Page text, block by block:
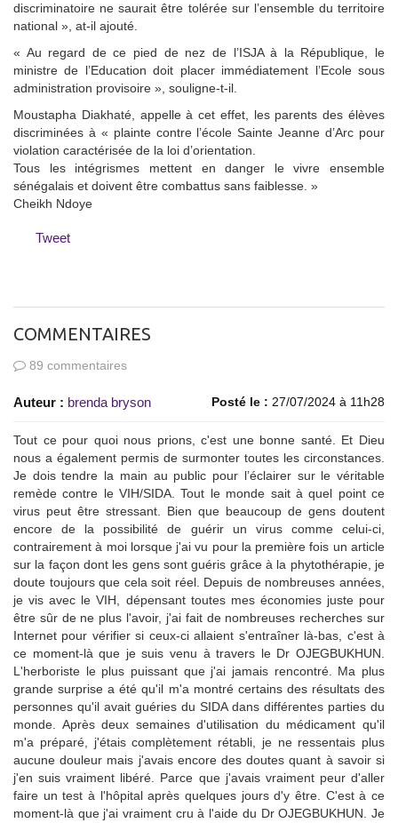
discriminatoire ne saurait être tolérée sur l’ensemble du territoire
national », at-il ajouté.
« Au regard de ce pied de nez de l’ISJA à la République, le
ministre de l’Education doit placer immédiatement l’Ecole sous
administration provisoire », souligne-t-il.
Moustapha Diakhaté, appelle à cet effet, les parents des élèves
discriminées à « plainte contre l’école Sainte Jeanne d’Arc pour
violation caractérisée de la loi d’orientation.
Tous les intégrismes mettent en danger le vivre ensemble
sénégalais et doivent être combattus sans faiblesse. »
Cheikh Ndoye
Tweet
COMMENTAIRES
89 commentaires
Auteur : brenda bryson Posté le : 27/07/2024 à 11h28
Tout ce pour quoi nous prions, c'est une bonne santé. Et Dieu
nous a également permis de surmonter toutes les circonstances.
Je dois tendre la main au public pour l’éclairer sur le véritable
remède contre le VIH/SIDA. Tout le monde sait à quel point ce
virus peut être stressant. Bien que beaucoup de gens doutent
encore de la possibilité de guérir un virus comme celui-ci,
contrairement à moi lorsque j'ai vu pour la première fois un article
sur la façon dont les gens sont guéris grâce à la phytothérapie, je
doute toujours que cela soit réel. Depuis de nombreuses années,
je vis avec le VIH, dépensant toutes mes économies juste pour
être sûr de ne plus l'avoir, j'ai fait de nombreuses recherches sur
Internet pour vérifier si ceux-ci allaient s'entraîner là-bas, c'est à
ce moment-là que je suis venu à travers le Dr OJEGBUKHUN.
L'herboriste le plus puissant que j'ai jamais rencontré. Ma plus
grande surprise a été qu'il m'a montré certains des résultats des
personnes qu'il avait guéries du SIDA dans différentes parties du
monde. Après deux semaines d'utilisation du médicament qu'il
m'a préparé, j'étais complètement rétabli, je ne ressentais plus
aucune douleur mais j'avais encore des doutes quant à savoir si
j'en suis vraiment libéré. Parce que j'avais vraiment peur d'aller
faire un test à l'hôpital après quelques jours d'y être. C'est à ce
moment-là que j'ai vraiment cru à l'aide du Dr OJEGBUKHUN. Je